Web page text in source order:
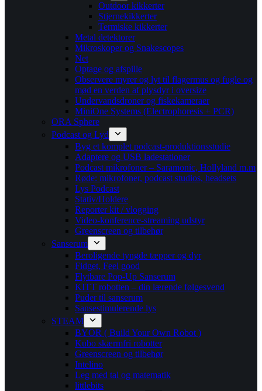
Outdoor kikkerter
Stjernekikkerter
Termiske kikkerter
Metal detektorer
Mikroskoper og Snakescopes
Net
Optage og afspille
Observere myrer og lyt til flagermus og fugle og
mød en verden af plysdyr i oversize
Undervandsdroner og fiskekameraer
MiniOne Systems (Electrophoresis + PCR)
ORA Sphere
Podcast og Lyd
Byg et komplet podcast-produktionsstudie
Adaptere og USB ladestationer
Podcast mikrofoner – Saramonic, Hollyland m.m
Røde: mikrofoner, podcast studios, headsets
Lys Podcast
Stativ/Holdere
Reporter kit / vlogging
Video-konference-streaming udstyr
Greenscreen og tilbehør
Sanserum
Beroligende tyngde tæpper og dyr
Fidget, Feel good
Flytbare Pop-Up Sanserum
KITT robotten – din lærende følgesvend
Puder til sanserum
Sansestimulerende lys
STEAM
BYOR ( Build Your Own Robot )
Kubo skærmfri robotter
Greenscreen og tilbehør
Intelino
Leg med tal og matematik
littlebits